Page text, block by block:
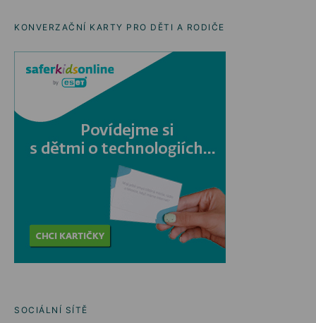
KONVERZAČNÍ KARTY PRO DĚTI A RODIČE
SOCIÁLNÍ SÍTĚ